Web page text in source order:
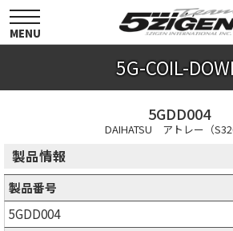
toggle
navigation
MENU
5G-COIL-
5GDD004
DAIHATSU アトレー（
製品情報
製品番号
5GDD004